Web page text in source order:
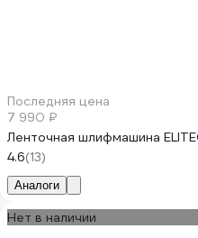
Последняя цена
7 990 ₽
Ленточная шлифмашина
4.6(13)
Аналоги
Нет в наличии